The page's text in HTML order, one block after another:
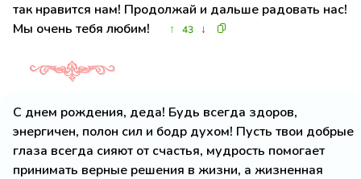
так нравится нам! Продолжай и дальше радовать нас!
Мы очень тебя любим!
↑ 43 ↓
С днем рождения, деда! Будь всегда здоров,
энергичен, полон сил и бодр духом! Пусть твои добрые
глаза всегда сияют от счастья, мудрость помогает
принимать верные решения в жизни, а жизненная